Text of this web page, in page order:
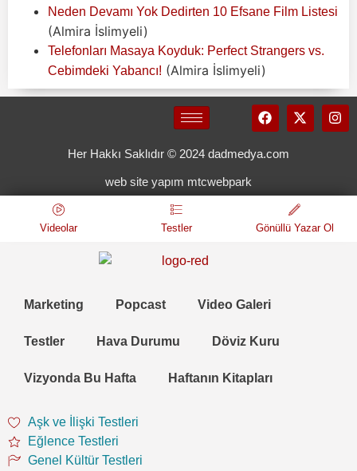
Neden Devamı Yok Dedirten 10 Efsane Film Listesi
(Almira İslimyeli)
Telefonları Masaya Koyduk: Perfect Strangers vs.
Cebimdeki Yabancı! (Almira İslimyeli)
Her Hakkı Saklıdır © 2024 dadmedya.com
web site yapım mtcwebpark
Videolar Testler Gönüllü Yazar Ol
Marketing Popcast Video Galeri
Testler Hava Durumu Döviz Kuru
Vizyonda Bu Hafta Haftanın Kitapları
Aşk ve İlişki Testleri
Eğlence Testleri
Genel Kültür Testleri